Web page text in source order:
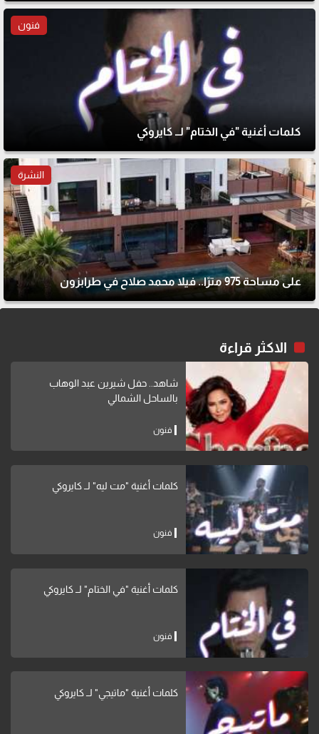
فنون
كلمات أغنية "في الختام" لــ كايروكي
النشرة
على مساحة 975 مترًا.. فيلا محمد صلاح في طرابزون
الاكثر قراءة
شاهد.. حفل شيرين عبد الوهاب
بالساحل الشمالي
فنون
كلمات أغنية "مت ليه" لــ كايروكي
فنون
كلمات أغنية "في الختام" لــ كايروكي
فنون
كلمات أغنية "ماتيجي" لــ كايروكي